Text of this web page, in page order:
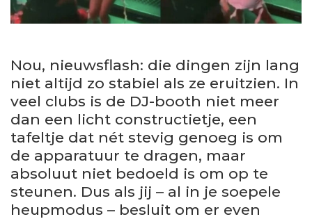
Nou, nieuwsflash: die dingen zijn lang
niet altijd zo stabiel als ze eruitzien. In
veel clubs is de DJ-booth niet meer
dan een licht constructietje, een
tafeltje dat nét stevig genoeg is om
de apparatuur te dragen, maar
absoluut niet bedoeld is om op te
steunen. Dus als jij – al in je soepele
heupmodus – besluit om er even